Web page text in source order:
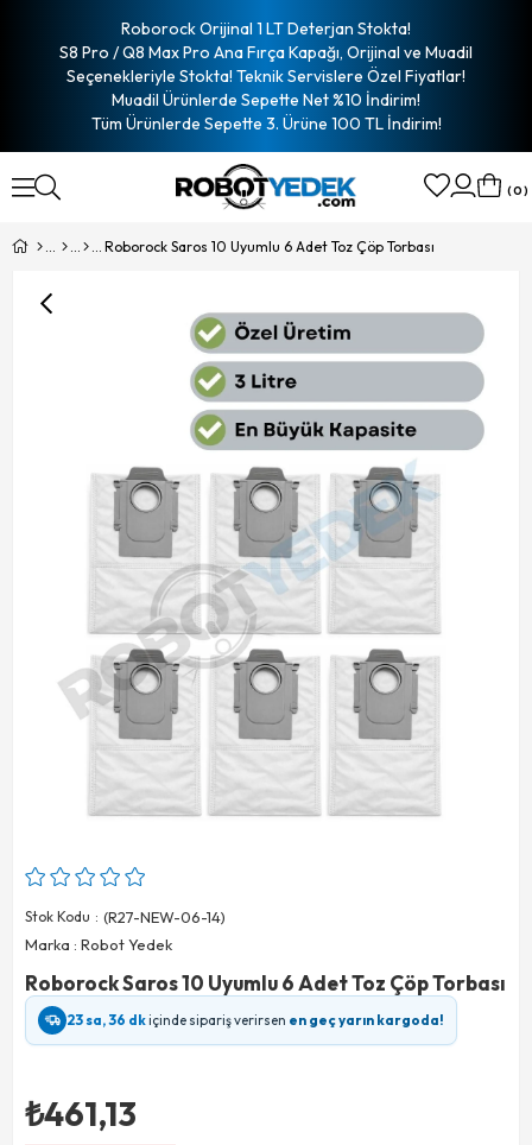
Roborock Orijinal 1 LT Deterjan Stokta!
S8 Pro / Q8 Max Pro Ana Fırça Kapağı, Orijinal ve Muadil
Seçenekleriyle Stokta! Teknik Servislere Özel Fiyatlar!
Muadil Ürünlerde Sepette Net %10 İndirim!
Tüm Ürünlerde Sepette 3. Ürüne 100 TL İndirim!
0
Roborock Saros 10 Uyumlu 6 Adet Toz Çöp Torbası
Stok Kodu
(R27-NEW-06-14)
Marka : Robot Yedek
Roborock Saros 10 Uyumlu 6 Adet Toz Çöp Torbası
23 sa, 36 dkiçinde sipariş verirsen en geç yarın kargoda!
₺461,13